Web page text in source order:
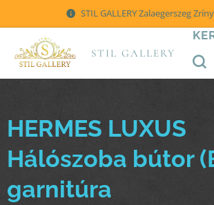
STIL GALLERY Zalaegerszeg
STIL GALLERY
HERMES LUXUS
Hálószoba bútor
garnitúra